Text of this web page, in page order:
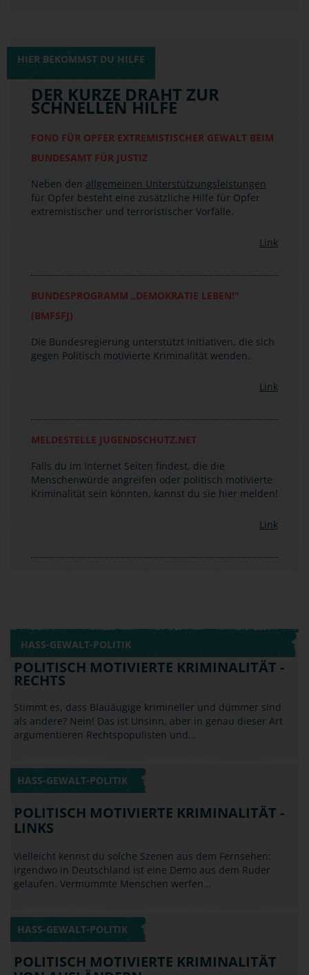
HIER BEKOMMST DU HILFE
DER KURZE DRAHT ZUR
SCHNELLEN HILFE
BUNDESAMT FÜR JUSTIZ
für Opfer besteht eine zusätzliche Hilfe für Opfer
extremistischer und terroristischer Vorfälle.
(BMFSFJ)
gegen Politisch motivierte Kriminalität wenden.
Menschenwürde angreifen oder politisch motivierte
Kriminalität sein könnten, kannst du sie hier melden!
HASS-GEWALT-POLITIK
POLITISCH MOTIVIERTE KRIMINALITÄT -
RECHTS
als andere? Nein! Das ist Unsinn, aber in genau dieser Art
argumentieren Rechtspopulisten und…
HASS-GEWALT-POLITIK
POLITISCH MOTIVIERTE KRIMINALITÄT -
LINKS
irgendwo in Deutschland ist eine Demo aus dem Ruder
gelaufen. Vermummte Menschen werfen…
HASS-GEWALT-POLITIK
POLITISCH MOTIVIERTE KRIMINALITÄT
VON AUSLÄNDERN